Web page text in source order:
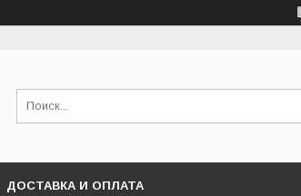
ДОСТАВКА И ОПЛАТА